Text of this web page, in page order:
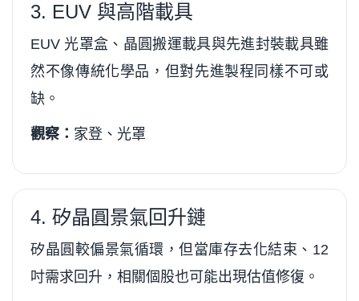
3. EUV 與高階載具
EUV 光罩盒、晶圓搬運載具與先進封裝載具雖
然不像傳統化學品，但對先進製程同樣不可或
缺。
觀察： 家登、光罩
4. 矽晶圓景氣回升鏈
矽晶圓較偏景氣循環，但當庫存去化結束、12
吋需求回升，相關個股也可能出現估值修復。